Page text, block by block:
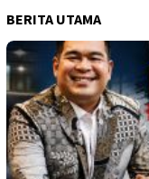
BERITA UTAMA